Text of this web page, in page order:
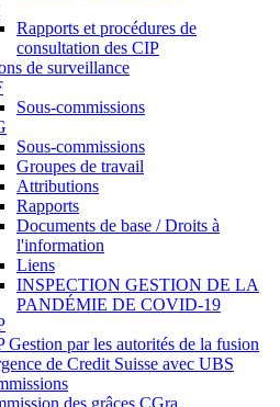
Rapports et procédures de
consultation des CIP
de surveillance
Sous-commissions
Sous-commissions
Groupes de travail
Attributions
Rapports
Documents de base / Droits à
l'information
Liens
INSPECTION GESTION DE LA
PANDÉMIE DE COVID-19
Gestion par les autorités de la fusion
de Credit Suisse avec UBS